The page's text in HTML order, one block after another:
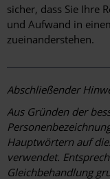
sicher, dass Sie Ihre
und Aufwand in
zueinanderstehen.
Abschließender
Aus Gründen der
Hauptwörtern auf
verwendet.
Gleichbehandlung